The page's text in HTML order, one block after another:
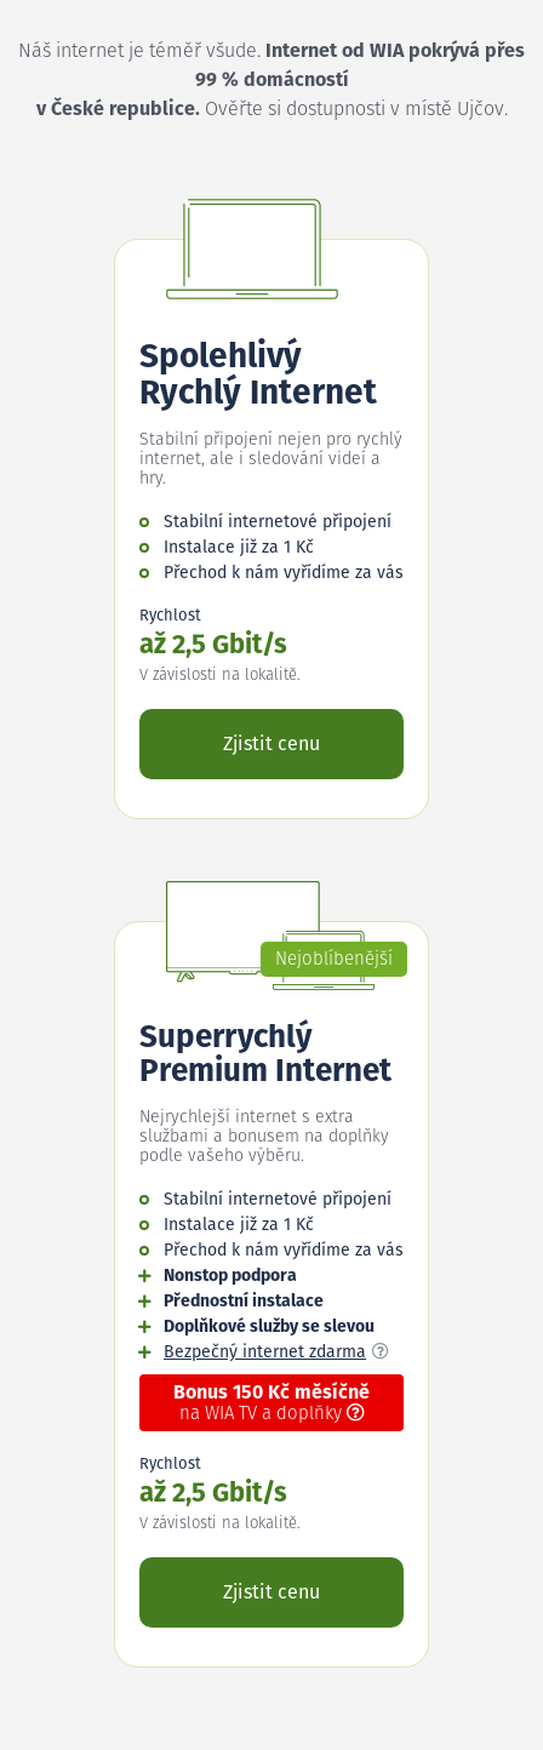
Náš internet je téměř všude. Internet od WIA pokrývá přes
99 % domácností
v České republice.Ověřte si dostupnosti v místě Ujčov.
Spolehlivý
Rychlý Internet
Stabilní připojení nejen pro rychlý
internet, ale i sledování videí a
hry.
Stabilní internetové připojení
Instalace již za 1 Kč
Přechod k nám vyřídíme za vás
Rychlost
až 2,5 Gbit/s
V závislosti na lokalitě.
Zjistit cenu
Nejoblíbenější
Superrychlý
Premium Internet
Nejrychlejší internet s extra
službami a bonusem na doplňky
podle vašeho výběru.
Stabilní internetové připojení
Instalace již za 1 Kč
Přechod k nám vyřídíme za vás
Nonstop podpora
Přednostní instalace
Doplňkové služby se slevou
Bezpečný internet zdarma
Bonus 150 Kč měsíčně
na WIA TV a doplňky
Rychlost
až 2,5 Gbit/s
V závislosti na lokalitě.
Zjistit cenu